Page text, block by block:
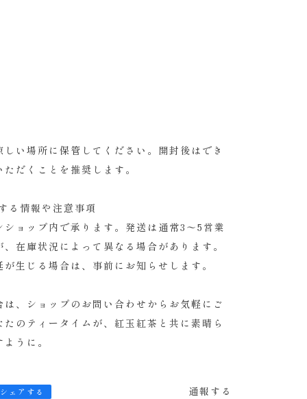
い場所に保管してください。開封後はでき
だくことを推奨します。
る情報や注意事項
ョップ内で承ります。発送は通常3〜5営業
在庫状況によって異なる場合があります。
生じる場合は、事前にお知らせします。
、ショップのお問い合わせからお気軽にご
のティータイムが、紅玉紅茶と共に素晴ら
うに。
通報する
シェアする